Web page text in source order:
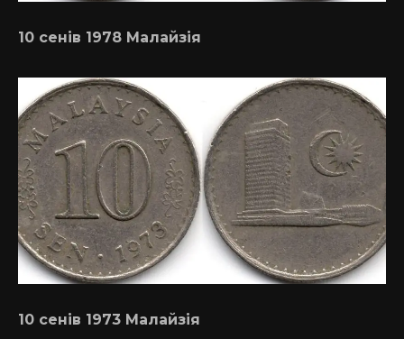
10 сенів 1978 Малайзія
10 сенів 1973 Малайзія